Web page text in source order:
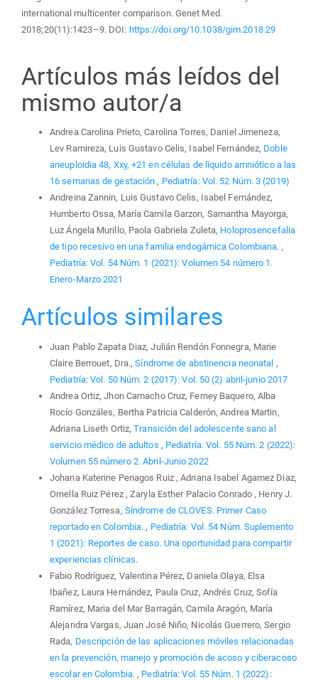
international multicenter comparison. Genet Med.
2018;20(11):1423–9. DOI: https://doi.org/10.1038/gim.2018.29
Artículos más leídos del
mismo autor/a
Andrea Carolina Prieto, Carolina Torres, Daniel Jimeneza,
Lev Ramireza, Luis Gustavo Celis, Isabel Fernández, Doble
aneuploidia 48, Xxy, +21 en células de líquido amniótico a las
16 semanas de gestación, Pediatría: Vol. 52 Núm. 3 (2019)
Andreina Zannin, Luis Gustavo Celis, Isabel Fernández,
Humberto Ossa, María Camila Garzon, Samantha Mayorga,
Luz Ángela Murillo, Paola Gabriela Zuleta, Holoprosencefalia
de tipo recesivo en una familia endogámica Colombiana. ,
Pediatría: Vol. 54 Núm. 1 (2021): Volumen 54 número 1.
Enero-Marzo 2021
Artículos similares
Juan Pablo Zapata Diaz, Julián Rendón Fonnegra, Marie
Claire Berrouet, Dra.,Síndrome de abstinencia neonatal ,
Pediatría: Vol. 50 Núm. 2 (2017): Vol. 50 (2) abril-junio 2017
Andrea Ortiz, Jhon Camacho Cruz, Ferney Baquero, Alba
Rocío Gonzáles, Bertha Patricia Calderón, Andrea Martin,
Adriana Liseth Ortiz,Transición del adolescente sano al
servicio médico de adultos , Pediatría: Vol. 55 Núm. 2 (2022):
Volumen 55 número 2. Abril-Junio 2022
Johana Katerine Penagos Ruiz , Adriana Isabel Agamez Diaz,
Ornella Ruiz Pérez , Zaryla Esther Palacio Conrado , Henry J.
González Torresa, Síndrome de CLOVES. Primer Caso
reportado en Colombia. , Pediatría: Vol. 54 Núm. Suplemento
1 (2021): Reportes de caso. Una oportunidad para compartir
experiencias clínicas.
Fabio Rodríguez, Valentina Pérez, Daniela Olaya, Elsa
Ibañez, Laura Hernández, Paula Cruz, Andrés Cruz, Sofía
Ramírez, Maria del Mar Barragán, Camila Aragón, María
Alejandra Vargas, Juan José Niño, Nicolás Guerrero, Sergio
Rada, Descripción de las aplicaciones móviles relacionadas
en la prevención, manejo y promoción de acoso y ciberacoso
escolar en Colombia. , Pediatría: Vol. 55 Núm. 1 (2022):